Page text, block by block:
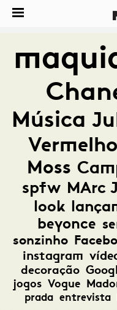
Música
Vermelho
Moss
spfw MArc
look
beyonce
sonzinho
instagram
decoração
jogos Vogue
prada entrevista